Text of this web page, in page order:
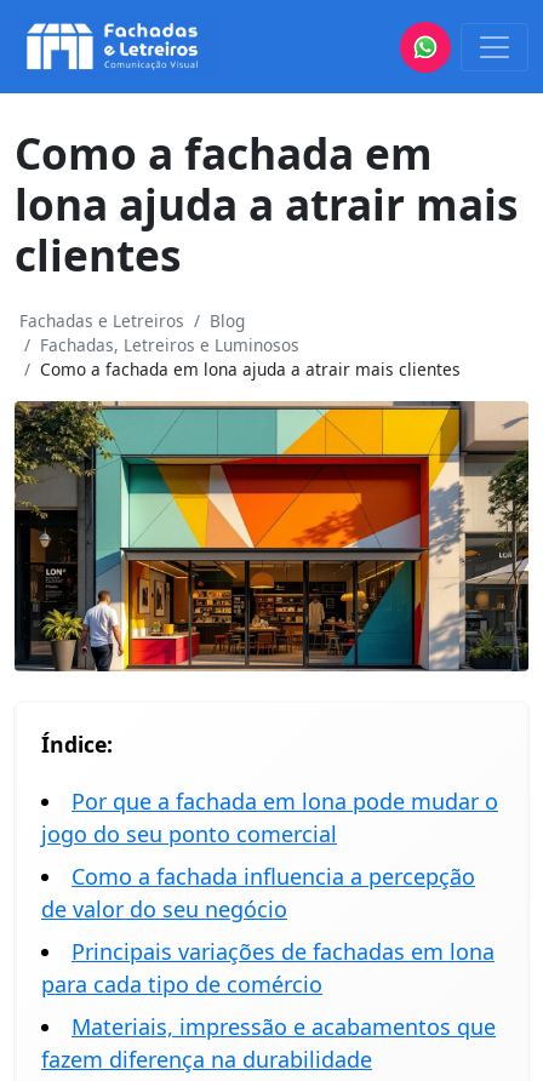
Como a fachada em
lona ajuda a atrair mais
clientes
Fachadas e Letreiros
Blog
Fachadas, Letreiros e Luminosos
Como a fachada em lona ajuda a atrair mais clientes
Índice:
Por que a fachada em lona pode mudar o
jogo do seu ponto comercial
Como a fachada influencia a percepção
de valor do seu negócio
Principais variações de fachadas em lona
para cada tipo de comércio
Materiais, impressão e acabamentos que
fazem diferença na durabilidade